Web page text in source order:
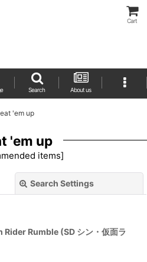
Cart
Search About us
'em up
'em up
items]
Search Settings
Rider Rumble (SD シン・仮面ラ